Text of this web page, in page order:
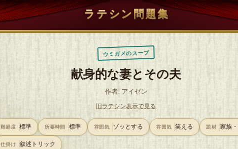
ラテシン問題集
ウミガメのスープ
献身的な妻とその夫
作者: アイゼン
旧ラテシン表示で見る
難易度 標準 所要時間 標準 雰囲気 ゾッとする 雰囲気 笑える 題材 家族
仕掛け 叙述トリック